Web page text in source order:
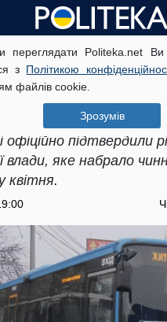
переглядати Politeka.net Ви
з Політикою
файлів cookie.
Зрозумів
проїзду в
області: де
нові тарифи
проїзду в
офіційно підтвердили
влади, яке набрало
квітня.